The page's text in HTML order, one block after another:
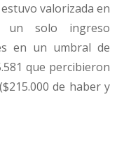
valorizada en
un solo ingreso
en un umbral de
que percibieron
de haber y